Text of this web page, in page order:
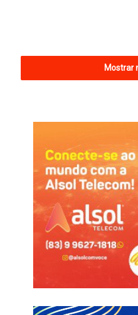
execução dos cortes de terras
há alguns dias beneficiando o
agricultores de BBC.
Esse é o segundo ano seguido
secretaria de Agricultura,
sendo um compromisso mantido.
Belém do Brejo do
Mostrar